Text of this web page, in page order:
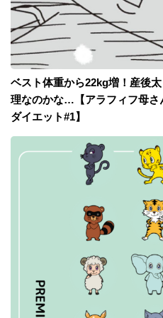
ベスト体重から22kg増！産後
理なのかな…【アラフィフ母さ
ダイエット#1】